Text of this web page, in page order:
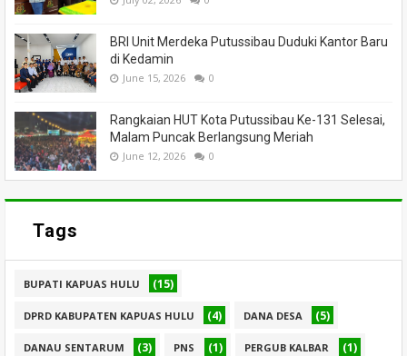
BRI Unit Merdeka Putussibau Duduki Kantor Baru
di Kedamin
June 15, 2026 0
Rangkaian HUT Kota Putussibau Ke-131 Selesai,
Malam Puncak Berlangsung Meriah
June 12, 2026 0
Tags
BUPATI KAPUAS HULU (15)
DPRD KABUPATEN KAPUAS HULU (4) DANA DESA (5)
DANAU SENTARUM (3) PNS (1) PERGUB KALBAR (1)